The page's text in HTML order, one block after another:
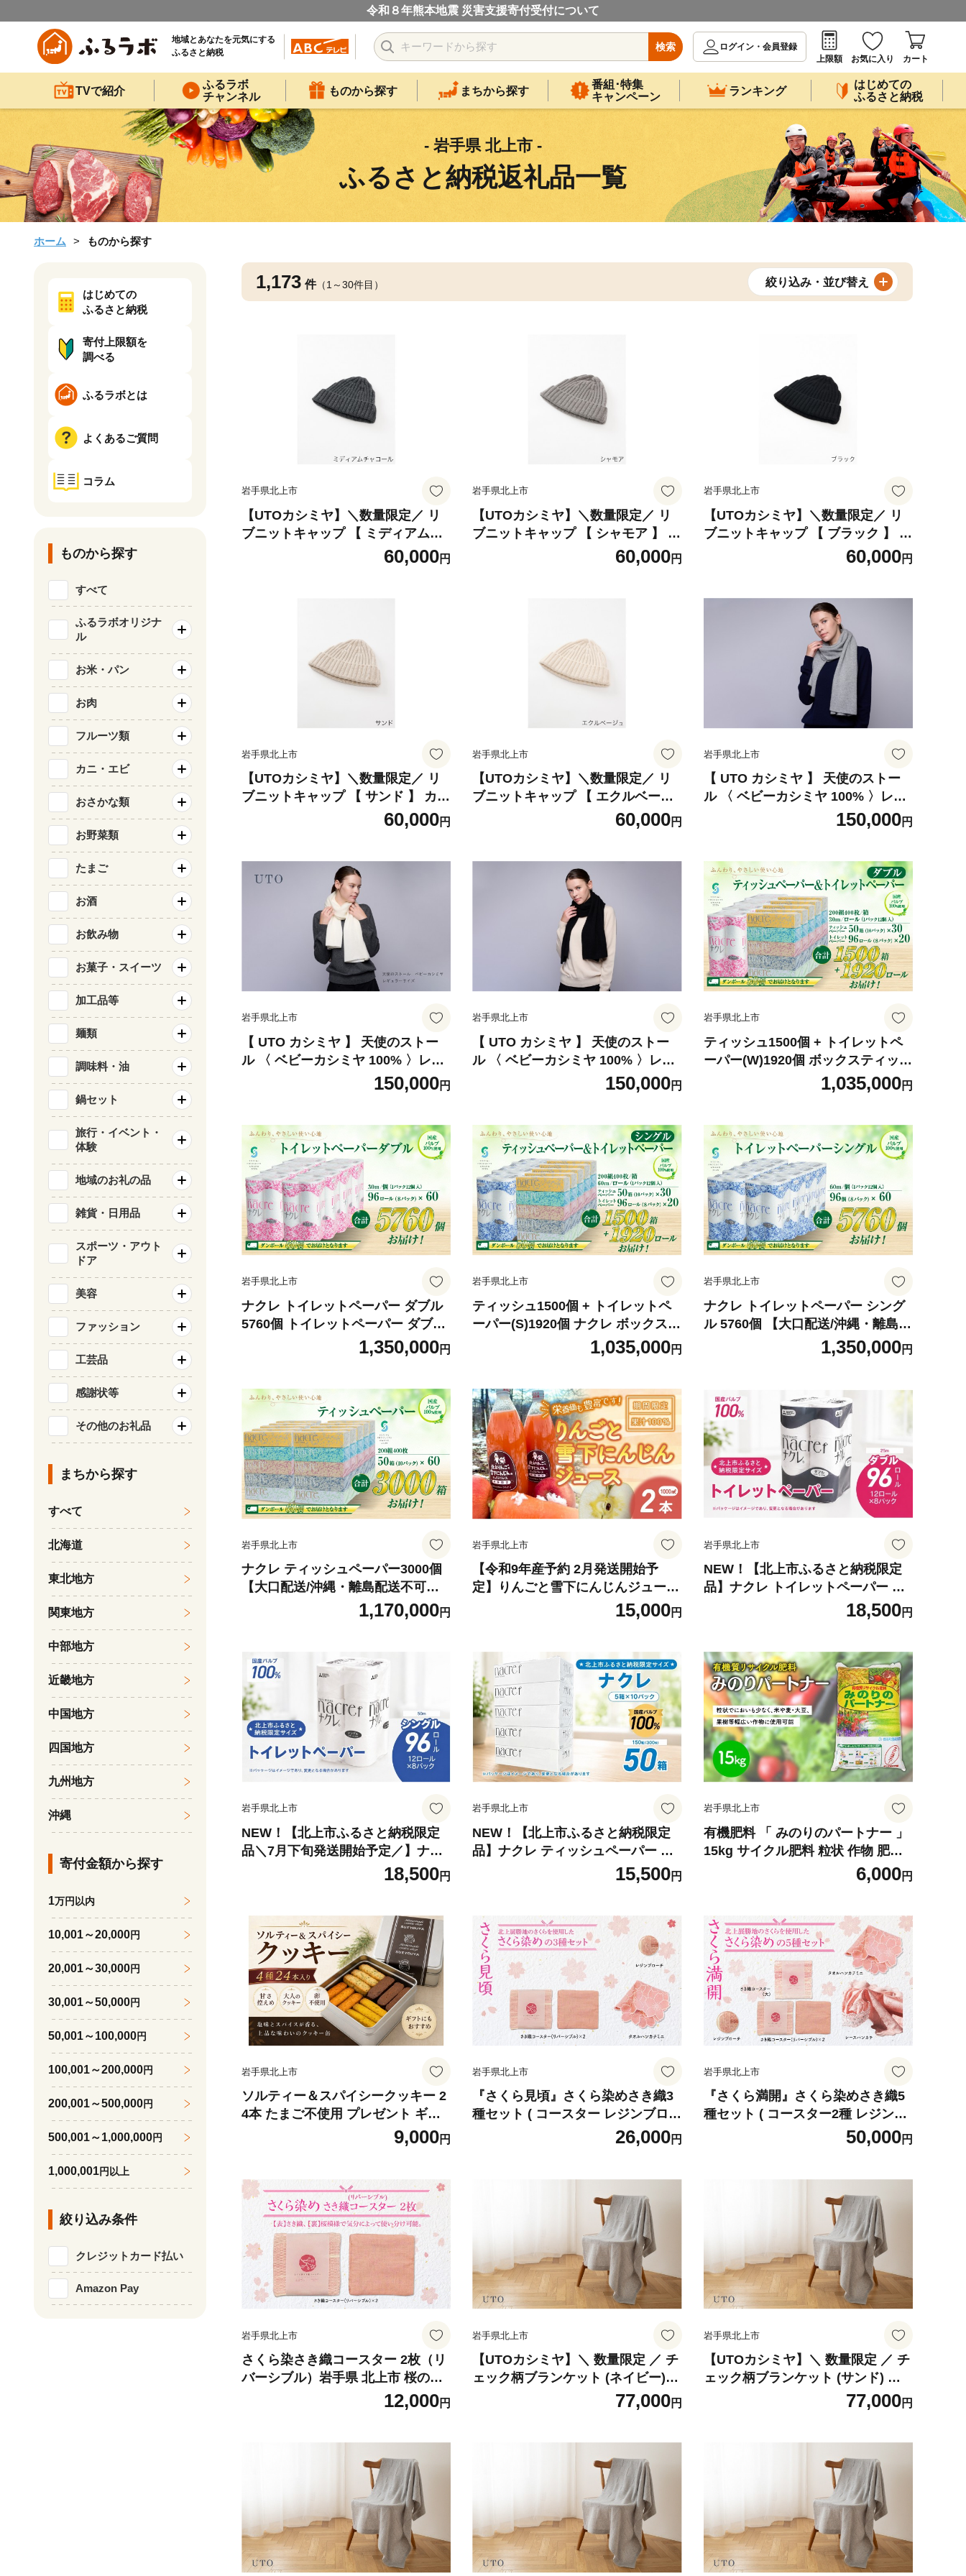
令和８年熊本地震 災害支援寄付受付について
地域とあなたを元気にする
ふるさと納税
検索
ログイン・会員登録
上限額
お気に入り カート
TVで紹介
ふるラボ
チャンネル
ものから探す まちから探す
番組･特集
キャンペーン
ランキング
はじめての
ふるさと納税
- 岩手県 北上市 -
ふるさと納税返礼品一覧
ホーム ものから探す
1,173 件（1～30件目） 絞り込み・並び替え
岩手県北上市
【UTOカシミヤ】＼数量限定／ リ
ブニットキャップ 【 ミディアムチ
ャコール 】 カシミヤ ニット ニット
帽 帽子 キャップ カシミヤ100% 両
60,000円
岩手県北上市
【UTOカシミヤ】＼数量限定／ リ
ブニットキャップ 【 シャモア 】 カ
シミヤ ニット ニット帽 帽子 キャッ
プ カシミヤ100% 両畦編み J0174-
60,000円
岩手県北上市
【UTOカシミヤ】＼数量限定／ リ
ブニットキャップ 【 ブラック 】 カ
シミヤ ニット ニット帽 帽子 キャッ
60,000円
岩手県北上市
【UTOカシミヤ】＼数量限定／ リ
ブニットキャップ 【 サンド 】 カシ
ミヤ ニット ニット帽 帽子 キャップ
カシミヤ100% 両畦編み J0174-SN
60,000円
岩手県北上市
【UTOカシミヤ】＼数量限定／ リ
ブニットキャップ 【 エクルベージ
子 キャップ カシミヤ100% 両畦編
60,000円
岩手県北上市
【 UTO カシミヤ 】 天使のストー
ル 〈 ベビーカシミヤ 100% 〉レギ
ュラーサイズ ミディアムグレー 岩
150,000円
岩手県北上市
【 UTO カシミヤ 】 天使のストー
ル 〈 ベビーカシミヤ 100% 〉レギ
ュラーサイズ オフホワイト 岩手県
150,000円
岩手県北上市
【 UTO カシミヤ 】 天使のストー
ル 〈 ベビーカシミヤ 100% 〉レギ
ュラーサイズ ブラック 岩手県 北上
150,000円
岩手県北上市
ティッシュ1500個 + トイレットペ
ーパー(W)1920個 ボックスティッシ
ュ トイレットロール ダブル 200組
30m 【大口配送/沖縄・離島配送不
国産 パルプ100% 三菱製紙 岩手県
北上市 Y0067
1,035,000円
岩手県北上市
ナクレ トイレットペーパー ダブル
5760個 トイレットペーパー ダブル
30m ＼ダンボール60箱でお届け／
無香料 トイレ用品 常備品 国産 パル
127 【大口配送/沖縄・離島配送不
1,350,000円
岩手県北上市
ティッシュ1500個 + トイレットペ
ーパー(S)1920個 ナクレ ボックステ
ィッシュ トイレットロール シング
ル 200組 60m 【大口配送/沖縄・離
国産 パルプ100% 三菱製紙 岩手県
北上市 Y0066
1,035,000円
岩手県北上市
ナクレ トイレットペーパー シング
ル 5760個 【大口配送/沖縄・離島配
送不可】トイレットペーパー シン
グル 60m ＼ダンボール60箱でお届
パルプ100% 三菱製紙 岩手県 北上
市 Z0126
1,350,000円
岩手県北上市
ナクレ ティッシュペーパー3000個
【大口配送/沖縄・離島配送不可】
《ソーシャルプロダクツ賞受賞》
《SPA受賞》 （50箱 200組 400枚 6
シュ まとめ買い 岩手県内 北上市 三
菱製紙 北上工場
1,170,000円
岩手県北上市
【令和9年産予約 2月発送開始予
定】りんごと雪下にんじんジュース
季節限定製造 くだもの 北上産 林檎
チナイ ノルズアンドファーム 岩手
県 北上市 D0566
15,000円
岩手県北上市
NEW！【北上市ふるさと納税限定
品】ナクレ トイレットペーパー ダ
ブル 96個 12ロール×8パック 25m
トイレットペーパー シングル ダブ
品 東北産 国産 パルプ100% 三菱製
紙 岩手県 北上市 E0324R0806-13
18,500円
岩手県北上市
NEW！【北上市ふるさと納税限定
品＼7月下旬発送開始予定／】ナク
レ トイレットペーパー シングル 50
m 96個 12ロール×8パック トイレッ
トイレ用品 常備品 衛生用品 東北産
国産 パルプ100% 三菱製紙 岩手県
北上市 E0323R0806-13
18,500円
岩手県北上市
NEW！【北上市ふるさと納税限定
品】ナクレ ティッシュペーパー （5
0箱 150組 300枚 10パック）（ 大判
サイズ 国産パルプ100%で安全 ）無
東北産 国産 BOXティッシュ ティッ
シュボックス 日用品 生活応援 消耗
品 防災 備蓄 まとめ買い 常備品 衛
生用品
15,500円
岩手県北上市
有機肥料 「 みのりのパートナー 」
15kg サイクル肥料 粒状 作物 肥料
岩手県 北上市 A0366 岩手環境事業
センター 汚泥発酵肥料 生第80304
6,000円
岩手県北上市
ソルティー＆スパイシークッキー 2
4本 たまご不使用 プレゼント ギフ
ト おすそわけ マーガリン不使用 保
存料不使用 簡易包装 お菓子 お茶菓
岩手県 北上市 B0443
9,000円
岩手県北上市
『さくら見頃』さくら染めさき織3
種セット ( コースター レジンブロー
チ タオルハンカチ ) 岩手県 北上市
桜の名所 展勝地 和の衣さとう ito
26,000円
岩手県北上市
『さくら満開』さくら染めさき織5
種セット ( コースター2種 レジンブ
ローチ レースハンカチ タオルハン
カチ ) 岩手県 北上市 桜の名所 展勝
50,000円
岩手県北上市
さくら染さき織コースター 2枚（リ
バーシブル）岩手県 北上市 桜の名
所 展勝地 和の衣さとう ito(いと) ア
ップサイクル 桜染め さき織 コース
12,000円
岩手県北上市
【UTOカシミヤ】＼ 数量限定 ／ チ
ェック柄ブランケット (ネイビー)
カシミヤ 100％ 岩手県 北上市 ユー
ティーオー L0113 ブランケット
77,000円
岩手県北上市
【UTOカシミヤ】＼ 数量限定 ／ チ
ェック柄ブランケット (サンド) カ
シミヤ 100％ 岩手県 北上市 ユーテ
ィーオー L0113 ブランケット
77,000円
はじめての
ふるさと納税
寄付上限額を
調べる
ふるラボとは
よくあるご質問
コラム
ものから探す
すべて
ふるラボオリジナ
ル
お米・パン
お肉
フルーツ類
カニ・エビ
おさかな類
お野菜類
たまご
お酒
お飲み物
お菓子・スイーツ
加工品等
麺類
調味料・油
鍋セット
旅行・イベント・
体験
地域のお礼の品
雑貨・日用品
スポーツ・アウト
ドア
美容
ファッション
工芸品
感謝状等
その他のお礼品
まちから探す
すべて
北海道
東北地方
関東地方
中部地方
近畿地方
中国地方
四国地方
九州地方
沖縄
寄付金額から探す
1万円以内
10,001～20,000円
20,001～30,000円
30,001～50,000円
50,001～100,000円
100,001～200,000円
200,001～500,000円
500,001～1,000,000円
1,000,001円以上
絞り込み条件
クレジットカード払い
Amazon Pay